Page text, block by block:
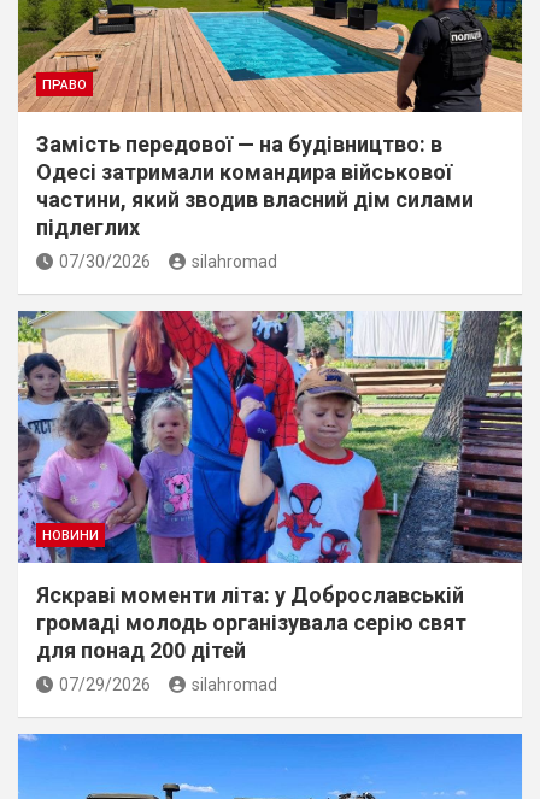
ПРАВО
Замість передової — на будівництво: в
Одесі затримали командира військової
частини, який зводив власний дім силами
підлеглих
07/30/2026 silahromad
НОВИНИ
Яскраві моменти літа: у Доброславській
громаді молодь організувала серію свят
для понад 200 дітей
07/29/2026 silahromad